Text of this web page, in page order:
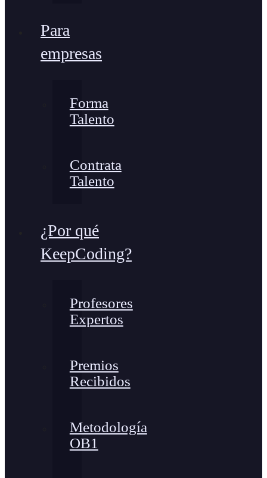
Para
empresas
Forma
Talento
Contrata
Talento
¿Por qué
KeepCoding?
Profesores
Expertos
Premios
Recibidos
Metodología
OB1